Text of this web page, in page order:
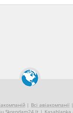
| Всі авіакомпанії
Skrendam24.lt |